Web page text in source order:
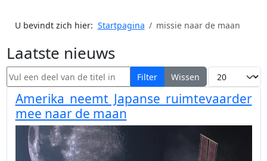
U bevindt zich hier: Startpagina missie naar de maan
Laatste nieuws
Vul een deel van de titel in Filter Wissen Toon #
Amerika neemt Japanse ruimtevaarder
mee naar de maan